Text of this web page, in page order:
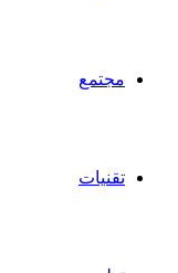
مجتمع
تقنيات